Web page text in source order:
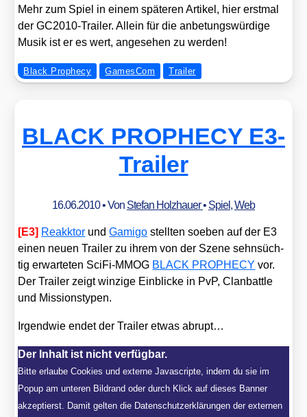
Mehr zum Spiel in einem spä­te­ren Arti­kel, hier erst­mal
der GC2010-Trai­ler. Allein für die anbe­tungs­wür­di­ge
Musik ist er es wert, ange­se­hen zu wer­den!
Black Prophecy GamesCom Trailer
BLACK PROPHECY E3-
Trailer
16.06.2010• Von Stefan Holzhauer• Spiel,Web
[E3] Reakk­tor undGami­go stell­ten soeben auf der E3
einen neu­en Trai­ler zu ihrem von der Sze­ne sehn­süch­
tig erwar­te­ten Sci­Fi-MMOG BLACK PROPHECY vor.
Der Trai­ler zeigt win­zi­ge Ein­bli­cke in PvP, Clan­batt­le
und Mis­si­ons­ty­pen.
Irgend­wie endet der Trai­ler etwas abrupt…
Der Inhalt ist nicht verfügbar.
Bitte erlaube Cookies und externe Javascripte, indem du sie im
Popup am unteren Bildrand oder durch Klick auf dieses Banner
akzeptierst. Damit gelten die Datenschutzerklärungen der externen